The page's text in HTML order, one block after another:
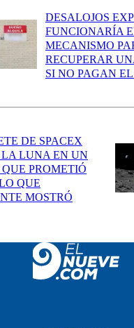
DESALOJOS
FUNCIONARÍA
MECANISMO
RECUPERAR
SI NO PAGAN
DE SPACEX
LA LUNA EN UN
PROMETIÓ
QUE
MOSTRÓ